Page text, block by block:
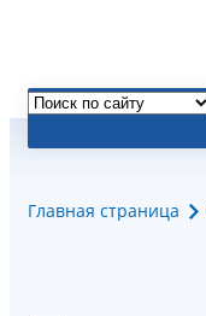
Главная страница